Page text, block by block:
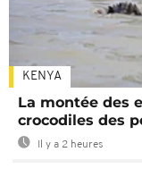
KENYA
La montée des
crocodiles des
Il y a 2 heures